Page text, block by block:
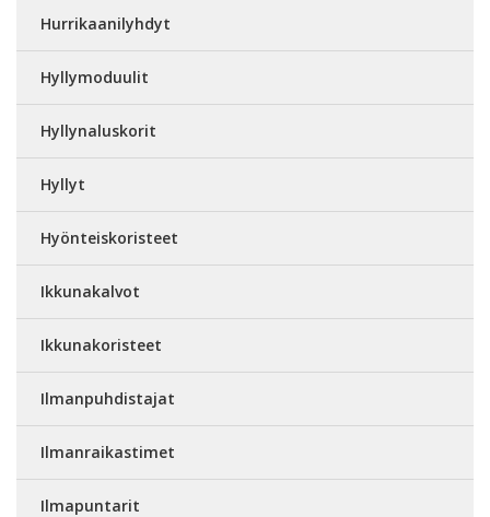
Hurrikaanilyhdyt
Hyllymoduulit
Hyllynaluskorit
Hyllyt
Hyönteiskoristeet
Ikkunakalvot
Ikkunakoristeet
Ilmanpuhdistajat
Ilmanraikastimet
Ilmapuntarit